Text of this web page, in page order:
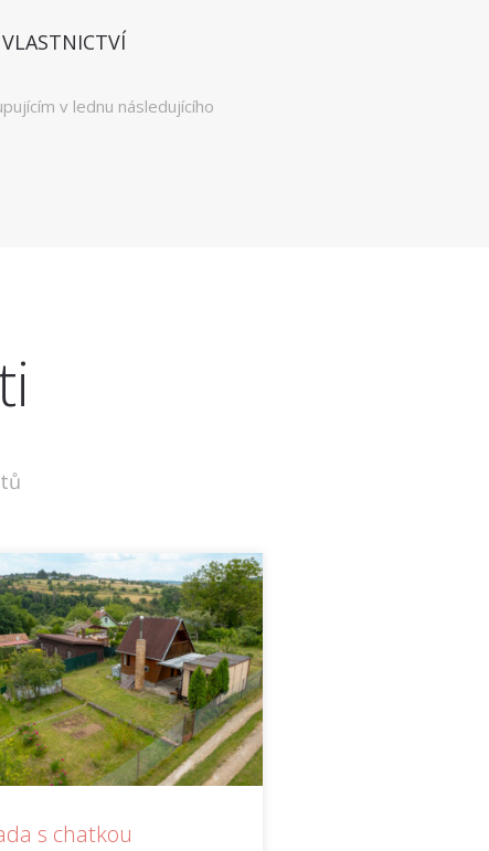
v lednu následujícího
s chatkou